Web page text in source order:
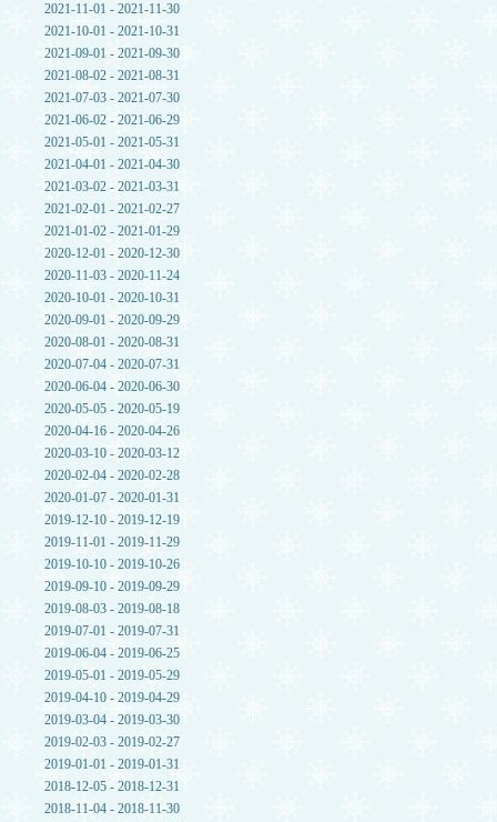
2021-11-01 - 2021-11-30
2021-10-01 - 2021-10-31
2021-09-01 - 2021-09-30
2021-08-02 - 2021-08-31
2021-07-03 - 2021-07-30
2021-06-02 - 2021-06-29
2021-05-01 - 2021-05-31
2021-04-01 - 2021-04-30
2021-03-02 - 2021-03-31
2021-02-01 - 2021-02-27
2021-01-02 - 2021-01-29
2020-12-01 - 2020-12-30
2020-11-03 - 2020-11-24
2020-10-01 - 2020-10-31
2020-09-01 - 2020-09-29
2020-08-01 - 2020-08-31
2020-07-04 - 2020-07-31
2020-06-04 - 2020-06-30
2020-05-05 - 2020-05-19
2020-04-16 - 2020-04-26
2020-03-10 - 2020-03-12
2020-02-04 - 2020-02-28
2020-01-07 - 2020-01-31
2019-12-10 - 2019-12-19
2019-11-01 - 2019-11-29
2019-10-10 - 2019-10-26
2019-09-10 - 2019-09-29
2019-08-03 - 2019-08-18
2019-07-01 - 2019-07-31
2019-06-04 - 2019-06-25
2019-05-01 - 2019-05-29
2019-04-10 - 2019-04-29
2019-03-04 - 2019-03-30
2019-02-03 - 2019-02-27
2019-01-01 - 2019-01-31
2018-12-05 - 2018-12-31
2018-11-04 - 2018-11-30